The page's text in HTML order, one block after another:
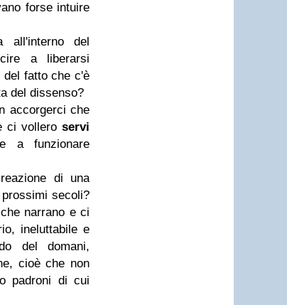
forse intuire
all'interno del
a liberarsi
del fatto che c'è
del dissenso?
accorgerci che
ci vollero servi
a funzionare
di una
secoli?
narrano e ci
ineluttabile e
del domani,
cioè che non
padroni di cui